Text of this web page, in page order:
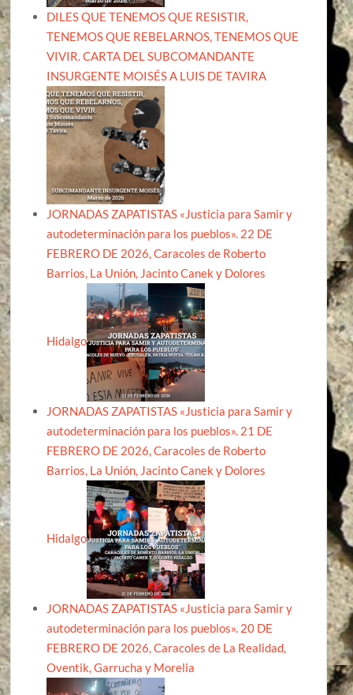
DILES QUE TENEMOS QUE RESISTIR,
TENEMOS QUE REBELARNOS, TENEMOS QUE
VIVIR. CARTA DEL SUBCOMANDANTE
INSURGENTE MOISÉS A LUIS DE TAVIRA
JORNADAS ZAPATISTAS «Justicia para Samir y
autodeterminación para los pueblos». 22 DE
FEBRERO DE 2026, Caracoles de Roberto
Barrios, La Unión, Jacinto Canek y Dolores
Hidalgo
JORNADAS ZAPATISTAS «Justicia para Samir y
autodeterminación para los pueblos». 21 DE
FEBRERO DE 2026, Caracoles de Roberto
Barrios, La Unión, Jacinto Canek y Dolores
Hidalgo
JORNADAS ZAPATISTAS «Justicia para Samir y
autodeterminación para los pueblos». 20 DE
FEBRERO DE 2026, Caracoles de La Realidad,
Oventik, Garrucha y Morelia